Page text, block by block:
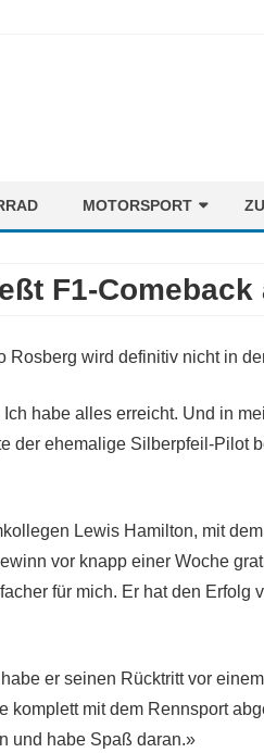
MOTORSPORT
MOTORENMIX
F1-Comeback
Rosberg wird definitiv nicht in
habe alles erreicht. Und in
der ehemalige Silberpfeil-Pilot
Lewis Hamilton, mit
vor knapp einer Woche
für mich. Er hat den Erfolg
er seinen Rücktritt vor
komplett mit dem Rennsport
und habe Spaß daran.»